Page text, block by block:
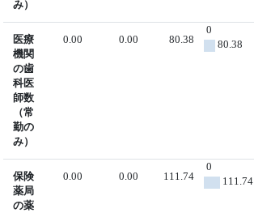
み）
医療
機関
の歯
科医
師数
（常
勤の
み）
0.00 0.00 80.38
0
80.38
保険
薬局
の薬
0.00 0.00 111.74
0
111.74